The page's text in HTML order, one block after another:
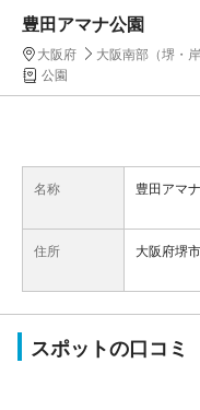
豊田アマナ公園
大阪府
大阪南部（堺・
公園
名称 豊田アマ
住所 大阪府堺
スポットの口コミ